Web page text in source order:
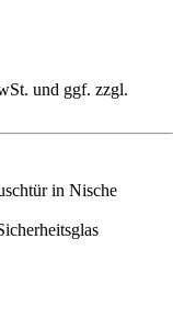
und ggf. zzgl.
in Nische